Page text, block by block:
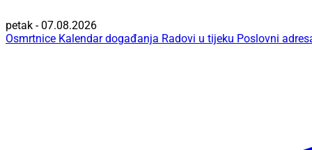
petak - 07.08.2026
Osmrtnice Kalendar događanja Radovi u tijeku Poslovni